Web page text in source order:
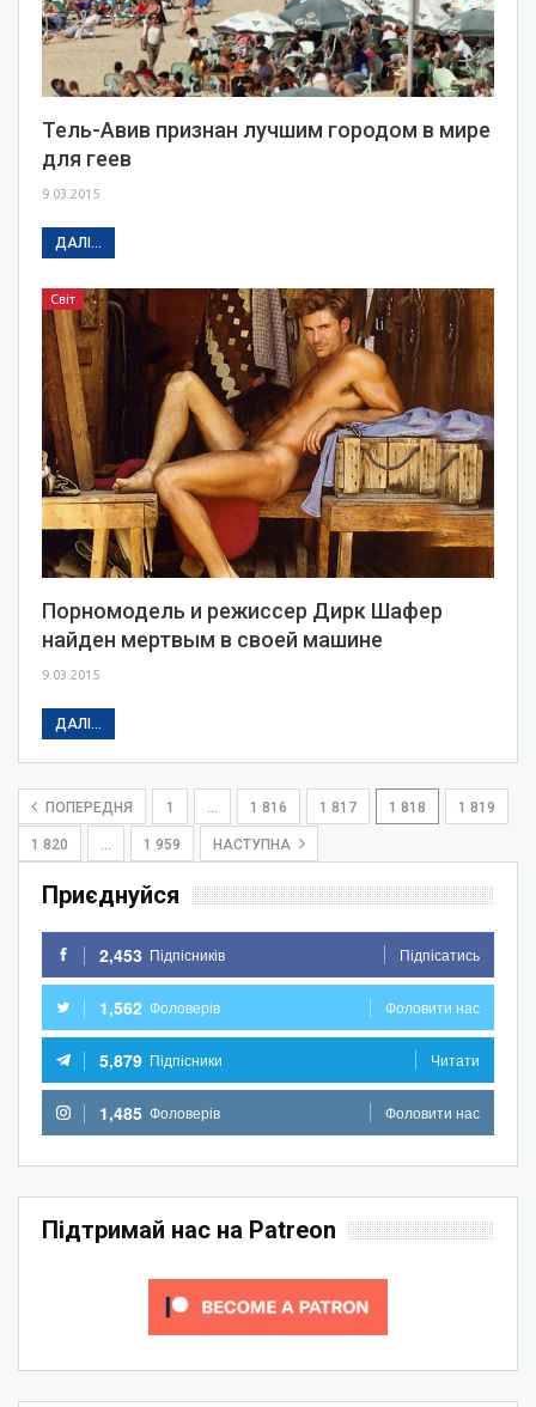
Тель-Авив признан лучшим городом в мире
для геев
9.03.2015
ДАЛІ...
Світ
Порномодель и режиссер Дирк Шафер
найден мертвым в своей машине
9.03.2015
ДАЛІ...
ПОПЕРЕДНЯ 1 1 816 1 817 1 818 1 819
1 820 1 959 НАСТУПНА
Приєднуйся
2,453 Підпісників Підпісатись
1,562 Фоловерів Фоловити нас
5,879 Підпісники Читати
1,485 Фоловерів Фоловити нас
Підтримай нас на Patreon